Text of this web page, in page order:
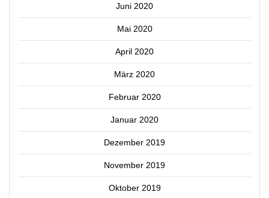
Juni 2020
Mai 2020
April 2020
März 2020
Februar 2020
Januar 2020
Dezember 2019
November 2019
Oktober 2019